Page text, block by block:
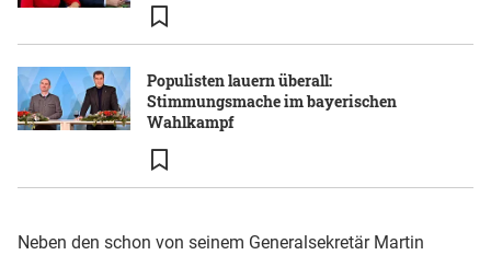
Populisten lauern überall:
Stimmungsmache im bayerischen
Wahlkampf
Neben den schon von seinem Generalsekretär Martin